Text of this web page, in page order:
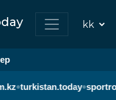
•turkistan.today•